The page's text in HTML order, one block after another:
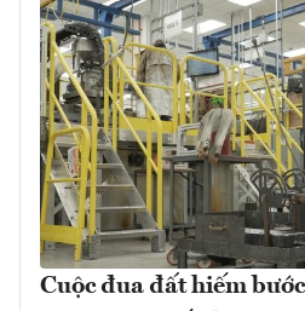
Cuộc đua đất hiếm